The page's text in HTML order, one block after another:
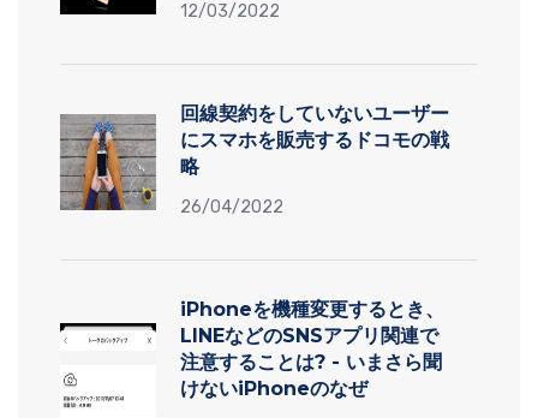
12/03/2022
回線契約をしていないユーザー
にスマホを販売するドコモの戦
略
26/04/2022
iPhoneを機種変更するとき、
LINEなどのSNSアプリ関連で
注意することは? - いまさら聞
けないiPhoneのなぜ